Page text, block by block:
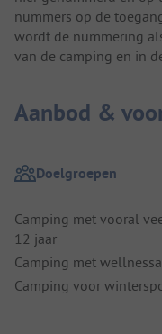
nummers op de
wordt de nummering
van de camping en in
Aanbod &
Doelgroepen
Camping met vooral
12 jaar
Camping met
Camping voor